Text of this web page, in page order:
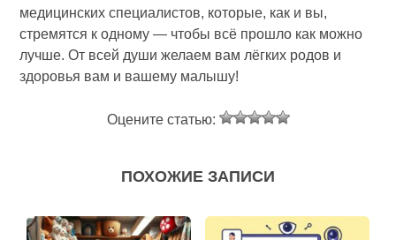
медицинских специалистов, которые, как и вы,
стремятся к одному — чтобы всё прошло как можно
лучше. От всей души желаем вам лёгких родов и
здоровья вам и вашему малышу!
Оцените статью:
ПОХОЖИЕ ЗАПИСИ